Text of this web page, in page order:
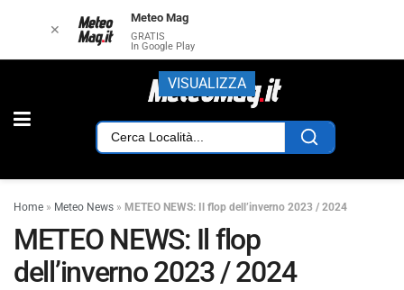
Home » Meteo News » METEO NEWS: Il flop dell’inverno 2023 / 2024
METEO NEWS: Il flop
dell’inverno 2023 / 2024
✕
Meteo Mag
GRATIS
In Google Play
VISUALIZZA